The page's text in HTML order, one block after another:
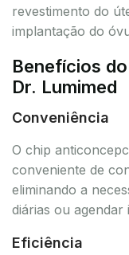
revestimento do
implantação do
Benefícios
Dr. Lumimed
Conveniência
O chip
conveniente de
eliminando a
diárias ou agendar
Eficiência